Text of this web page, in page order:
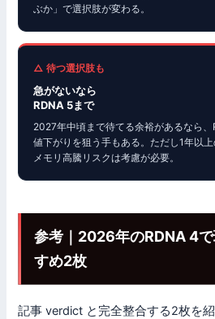
ぶか」で選択肢が変わる。
△ 待つ選択肢も
急がないなら
RDNA 5まで
2027年中頃まで待てる余裕があるなら
値下がりを狙う手もある。ただし1年以
メモリ高騰リスクは考慮が必要。
参考｜2026年のRDNA 4
すめ2枚
記事 verdict と完全整合する2枚を